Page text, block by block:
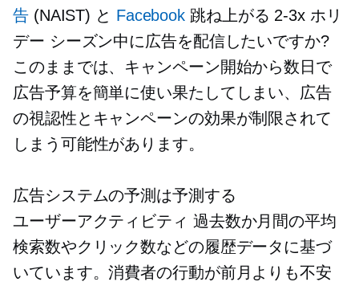
告(NAIST) と Facebook 跳ね上がる 2-3xホリ
デー シーズン中に広告を配信したいですか?
このままでは、キャンペーン開​​始から数日で
広告予算を簡単に使い果たしてしまい、広告
の視認性とキャンペーンの効果が制限されて
しまう可能性があります。
広告システムの予測は予測する
ユーザーアクティビティ 過去数か月間の平均
検索数やクリック数などの履歴データに基づ
いています。消費者の行動が前月よりも不安